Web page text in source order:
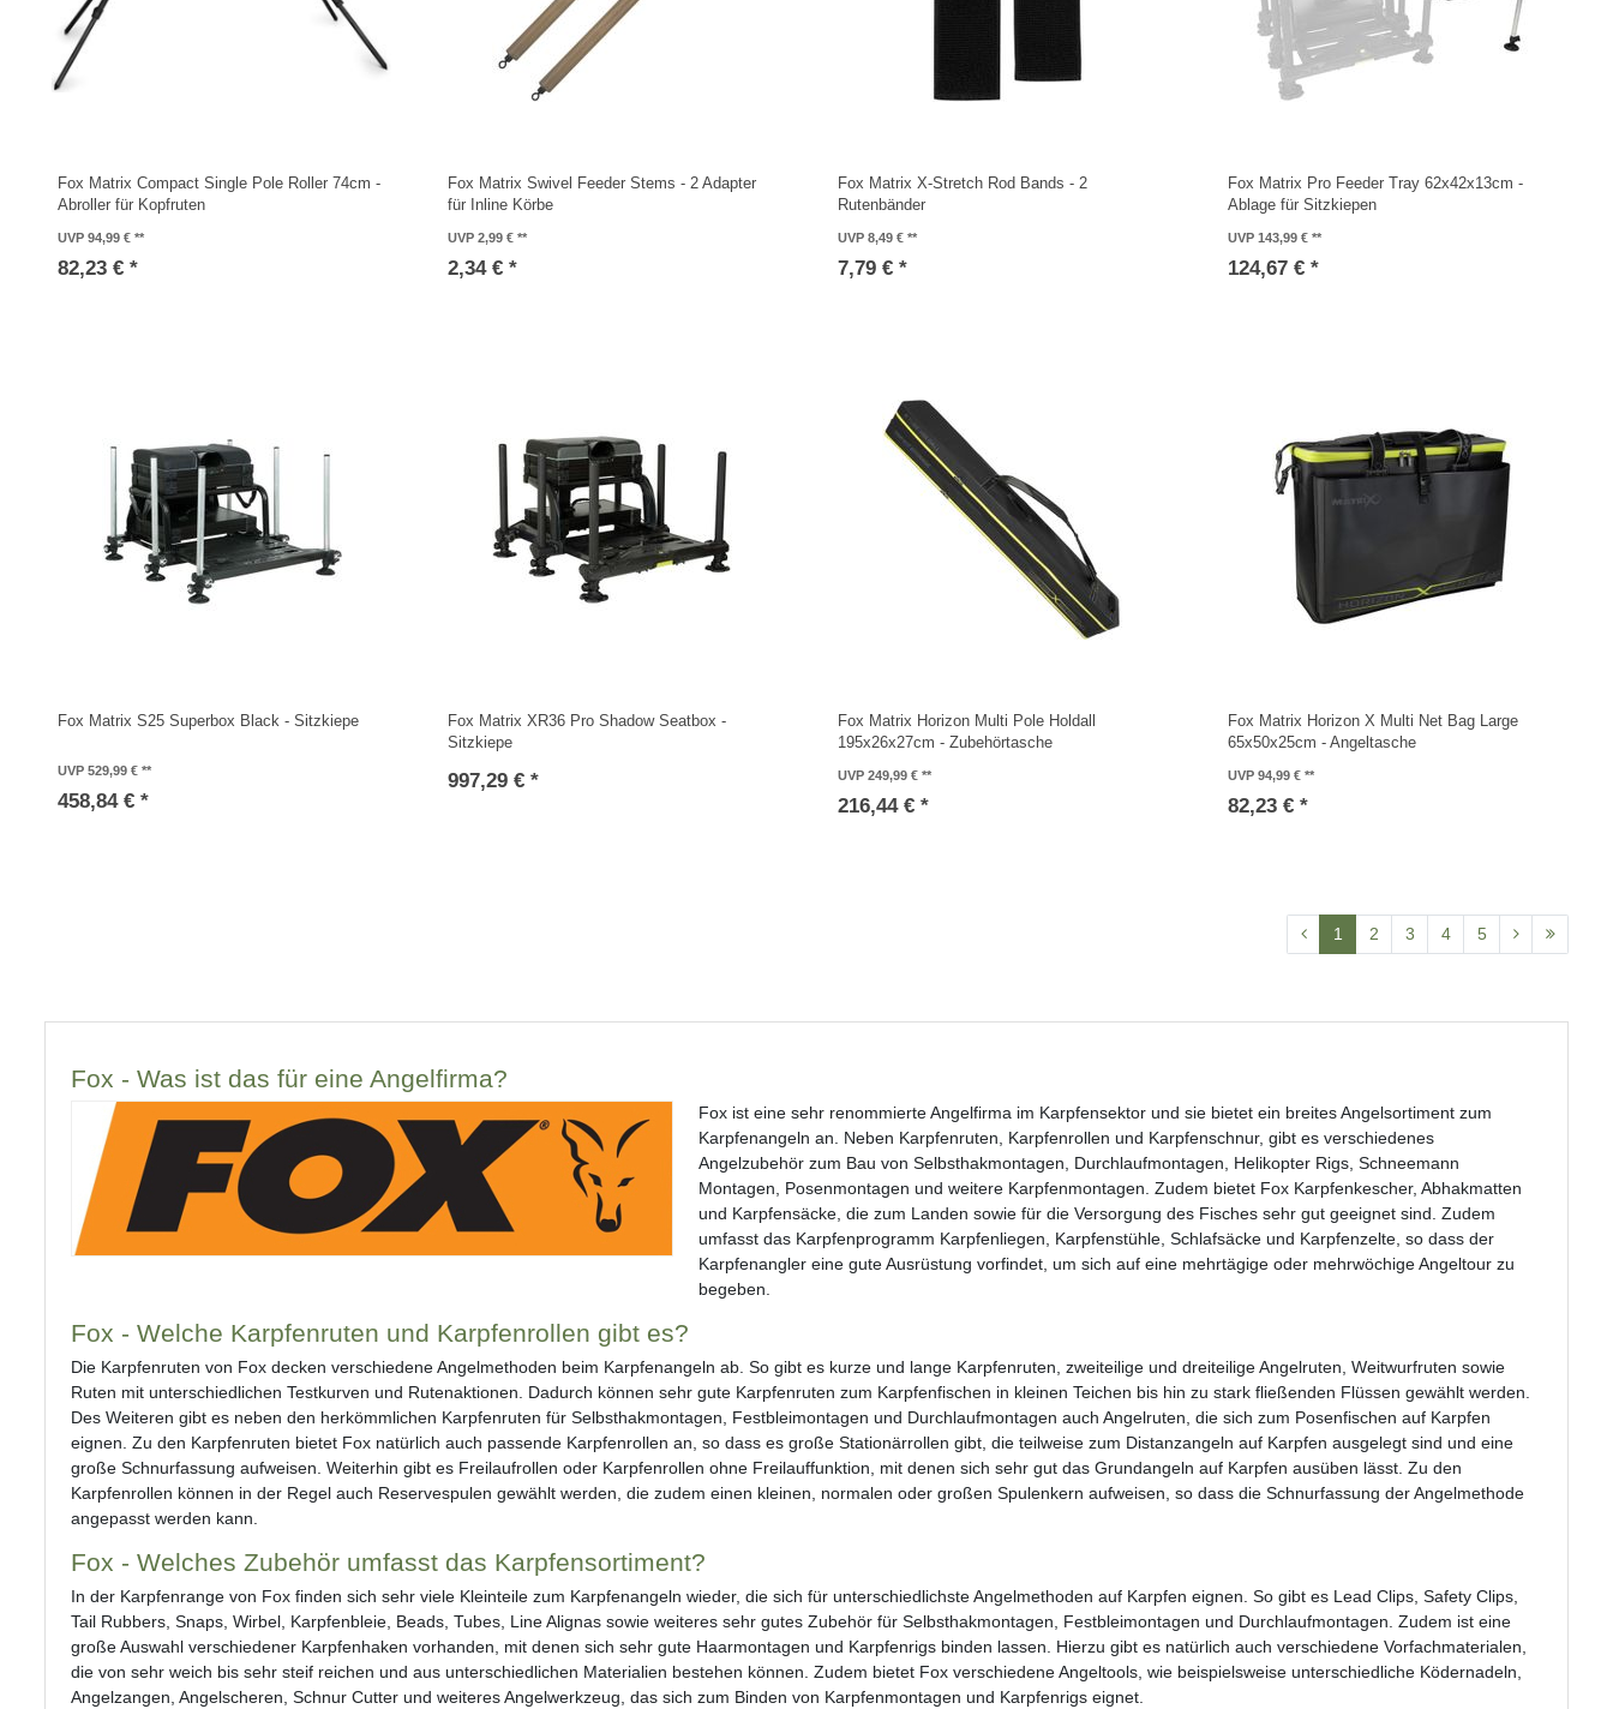
Fox Matrix Compact Single Pole Roller 74cm -
Abroller für Kopfruten
UVP 94,99 €
82,23 € *
Fox Matrix Swivel Feeder Stems - 2 Adapter
für Inline Körbe
UVP 2,99 €
2,34 € *
Fox Matrix X-Stretch Rod Bands - 2
Rutenbänder
UVP 8,49 €
7,79 € *
Fox Matrix Pro Feeder Tray 62x42x13cm -
Ablage für Sitzkiepen
UVP 143,99 €
124,67 € *
Fox Matrix S25 Superbox Black - Sitzkiepe
UVP 529,99 €
458,84 € *
Fox Matrix XR36 Pro Shadow Seatbox -
Sitzkiepe
997,29 € *
Fox Matrix Horizon Multi Pole Holdall
195x26x27cm - Zubehörtasche
UVP 249,99 €
216,44 € *
Fox Matrix Horizon X Multi Net Bag Large
65x50x25cm - Angeltasche
UVP 94,99 €
82,23 € *
1 2 3 4 5
Fox - Was ist das für eine Angelfirma?
Fox ist eine sehr renommierte Angelfirma im Karpfensektor und sie bietet ein breites Angelsortiment zum
Karpfenangeln an. Neben Karpfenruten, Karpfenrollen und Karpfenschnur, gibt es verschiedenes
Angelzubehör zum Bau von Selbsthakmontagen, Durchlaufmontagen, Helikopter Rigs, Schneemann
Montagen, Posenmontagen und weitere Karpfenmontagen. Zudem bietet Fox Karpfenkescher, Abhakmatten
und Karpfensäcke, die zum Landen sowie für die Versorgung des Fisches sehr gut geeignet sind. Zudem
umfasst das Karpfenprogramm Karpfenliegen, Karpfenstühle, Schlafsäcke und Karpfenzelte, so dass der
Karpfenangler eine gute Ausrüstung vorfindet, um sich auf eine mehrtägige oder mehrwöchige Angeltour zu
begeben.
Fox - Welche Karpfenruten und Karpfenrollen gibt es?
Die Karpfenruten von Fox decken verschiedene Angelmethoden beim Karpfenangeln ab. So gibt es kurze und lange Karpfenruten, zweiteilige und dreiteilige Angelruten, Weitwurfruten sowie
Ruten mit unterschiedlichen Testkurven und Rutenaktionen. Dadurch können sehr gute Karpfenruten zum Karpfenfischen in kleinen Teichen bis hin zu stark fließenden Flüssen gewählt werden.
Des Weiteren gibt es neben den herkömmlichen Karpfenruten für Selbsthakmontagen, Festbleimontagen und Durchlaufmontagen auch Angelruten, die sich zum Posenfischen auf Karpfen
eignen. Zu den Karpfenruten bietet Fox natürlich auch passende Karpfenrollen an, so dass es große Stationärrollen gibt, die teilweise zum Distanzangeln auf Karpfen ausgelegt sind und eine
große Schnurfassung aufweisen. Weiterhin gibt es Freilaufrollen oder Karpfenrollen ohne Freilauffunktion, mit denen sich sehr gut das Grundangeln auf Karpfen ausüben lässt. Zu den
Karpfenrollen können in der Regel auch Reservespulen gewählt werden, die zudem einen kleinen, normalen oder großen Spulenkern aufweisen, so dass die Schnurfassung der Angelmethode
angepasst werden kann.
Fox - Welches Zubehör umfasst das Karpfensortiment?
In der Karpfenrange von Fox finden sich sehr viele Kleinteile zum Karpfenangeln wieder, die sich für unterschiedlichste Angelmethoden auf Karpfen eignen. So gibt es Lead Clips, Safety Clips,
Tail Rubbers, Snaps, Wirbel, Karpfenbleie, Beads, Tubes, Line Alignas sowie weiteres sehr gutes Zubehör für Selbsthakmontagen, Festbleimontagen und Durchlaufmontagen. Zudem ist eine
große Auswahl verschiedener Karpfenhaken vorhanden, mit denen sich sehr gute Haarmontagen und Karpfenrigs binden lassen. Hierzu gibt es natürlich auch verschiedene Vorfachmaterialen,
die von sehr weich bis sehr steif reichen und aus unterschiedlichen Materialien bestehen können. Zudem bietet Fox verschiedene Angeltools, wie beispielsweise unterschiedliche Ködernadeln,
Angelzangen, Angelscheren, Schnur Cutter und weiteres Angelwerkzeug, das sich zum Binden von Karpfenmontagen und Karpfenrigs eignet.